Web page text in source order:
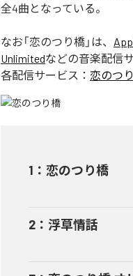
全4曲となっている。
なお「恋のつり橋 」は、
Unlimitedなどの音楽配信
各配信サービス： 恋のつ
1 ： 恋のつり橋
2 ： 浮草情話